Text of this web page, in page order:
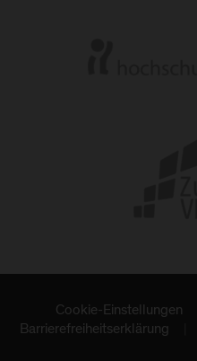
Cookie-Einstellungen
Barrierefreiheitserklärung